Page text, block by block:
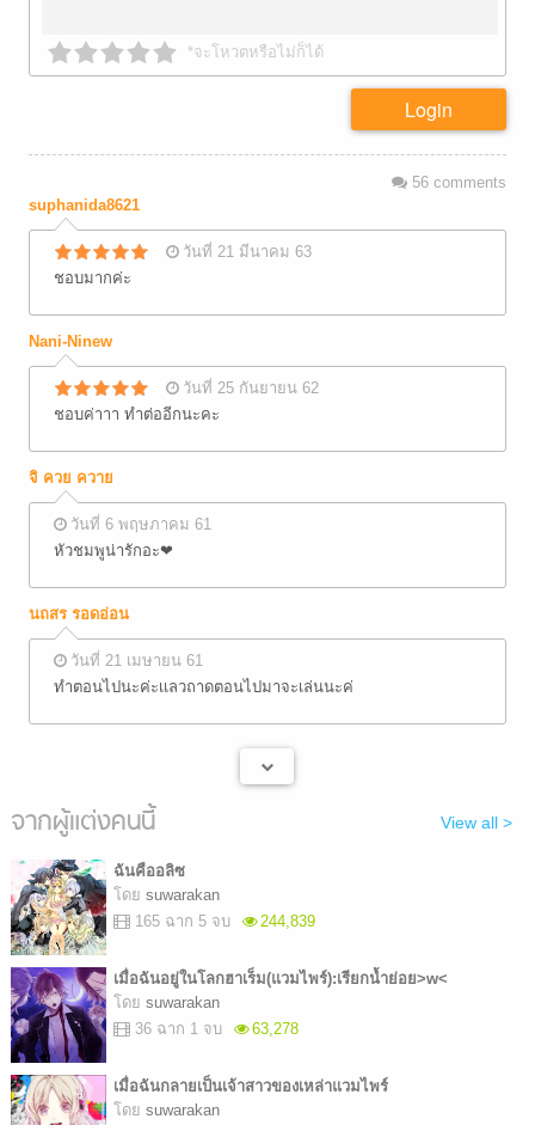
*จะโหวตหรือไม่ก็ได้
Login
56comments
suphanida8621
วันที่ 21 มีนาคม 63
ชอบมากค่ะ
Nani-Ninew
วันที่ 25 กันยายน 62
ชอบค่าาา ทำต่ออีกนะคะ
จิ ควย ควาย
วันที่ 6 พฤษภาคม 61
หัวชมพูน่ารักอะ❤
นถสร รอดอ่อน
วันที่ 21 เมษายน 61
ทำตอนไปนะค่ะเเลวถาดตอนไปมาจะเล่นนะค่
จากผู้แต่งคนนี้ View all >
ฉันคืออลิซ
โดย suwarakan
165 ฉาก 5 จบ
244,839
เมื่อฉันอยู่ในโลกฮาเร็ม(แวมไพร์):เรียกน้ำย่อย>w<
โดย suwarakan
36 ฉาก 1 จบ
63,278
เมื่อฉันกลายเป็นเจ้าสาวของเหล่าแวมไพร์
โดย suwarakan